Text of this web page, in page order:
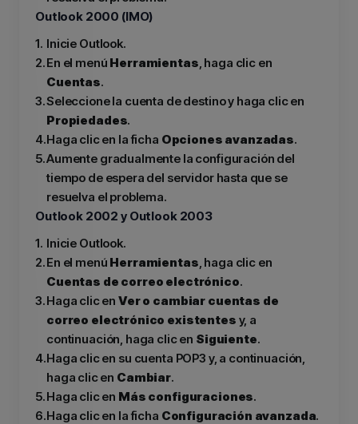
Outlook 2000 (IMO)
1. Inicie Outlook.
2.En el menú Herramientas, haga clic en
Cuentas.
3.Seleccione la cuenta de destino y haga clic en
Propiedades.
4.Haga clic en la ficha Opciones avanzadas.
5.Aumente gradualmente la configuración del
tiempo de espera del servidor hasta que se
resuelva el problema.
Outlook 2002 y Outlook 2003
1. Inicie Outlook.
2.En el menú Herramientas, haga clic en
Cuentas de correo electrónico.
3.Haga clic enVer o cambiar cuentas de
correo electrónico existentes y, a
continuación, haga clic en Siguiente.
4.Haga clic en su cuenta POP3 y, a continuación,
haga clic en Cambiar.
5.Haga clic en Más configuraciones.
6.Haga clic en la ficha Configuración avanzada.